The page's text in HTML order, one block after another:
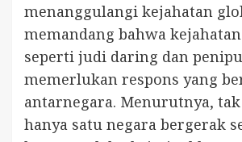
menanggulangi kejahatan
memandang bahwa
seperti judi daring dan
memerlukan respons yang
antarnegara. Menurutnya,
hanya satu negara bergerak